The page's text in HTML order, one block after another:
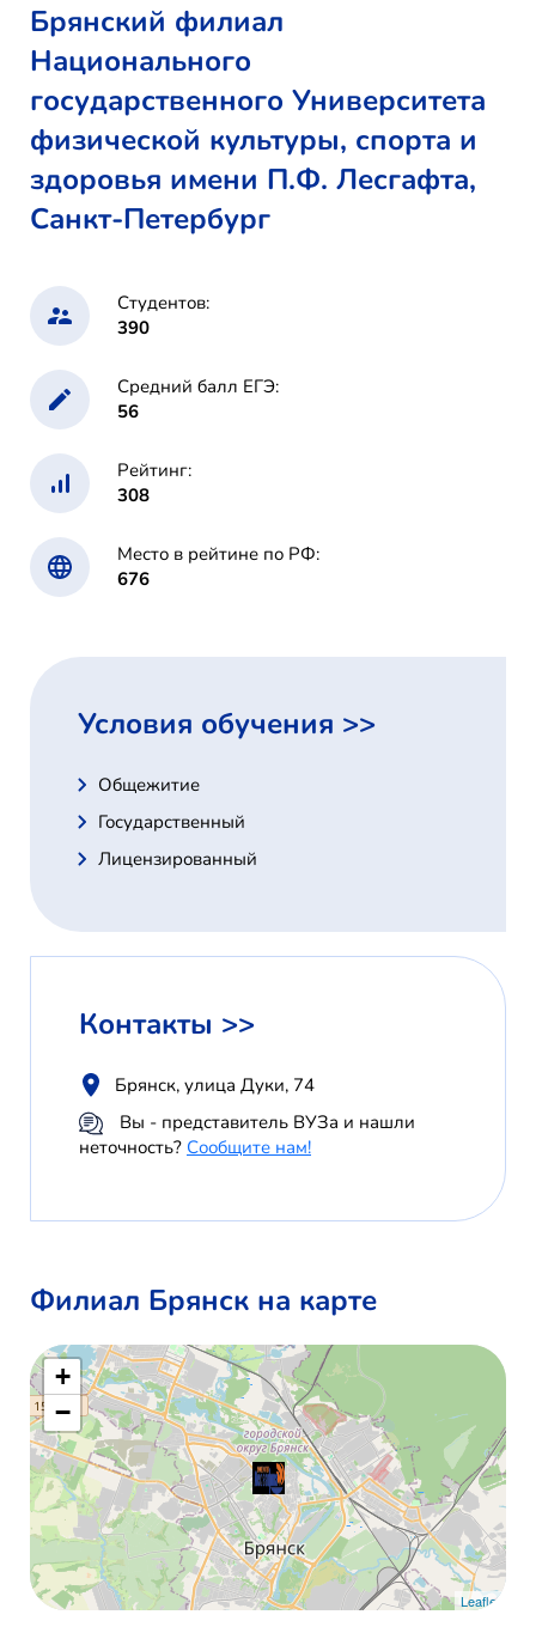
Брянский филиал
Национального
государственного Университета
физической культуры, спорта и
здоровья имени П.Ф. Лесгафта,
Санкт-Петербург
Студентов:
390
Средний балл ЕГЭ:
56
Рейтинг:
308
Место в рейтине по РФ:
676
Условия обучения >>
Общежитие
Государственный
Лицензированный
Контакты >>
Брянск, улица Дуки, 74
Вы - представитель ВУЗа и нашли
неточность? Сообщите нам!
Филиал Брянск на карте
+
−
Leaflet